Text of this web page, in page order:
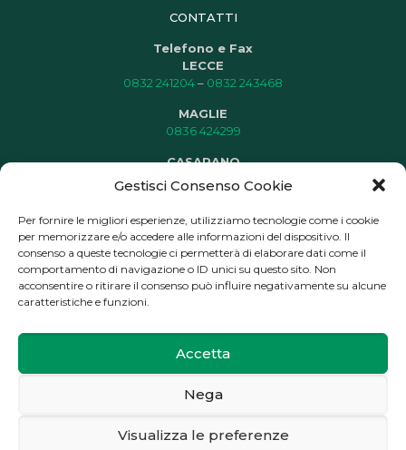
Gestisci Consenso Cookie
Per fornire le migliori esperienze, utilizziamo tecnologie come i cookie
per memorizzare e/o accedere alle informazioni del dispositivo. Il
consenso a queste tecnologie ci permetterà di elaborare dati come il
comportamento di navigazione o ID unici su questo sito. Non
acconsentire o ritirare il consenso può influire negativamente su alcune
caratteristiche e funzioni.
Accetta
Nega
Visualizza le preferenze
CONTATTI
Telefono e Fax
LECCE
0832 241204– 0832 243468
MAGLIE
0836 424299
CASARANO
0833 504462
0832 725996
E-mail
info@confesercentilecce.com
Privacy Policy-Cookie Policy